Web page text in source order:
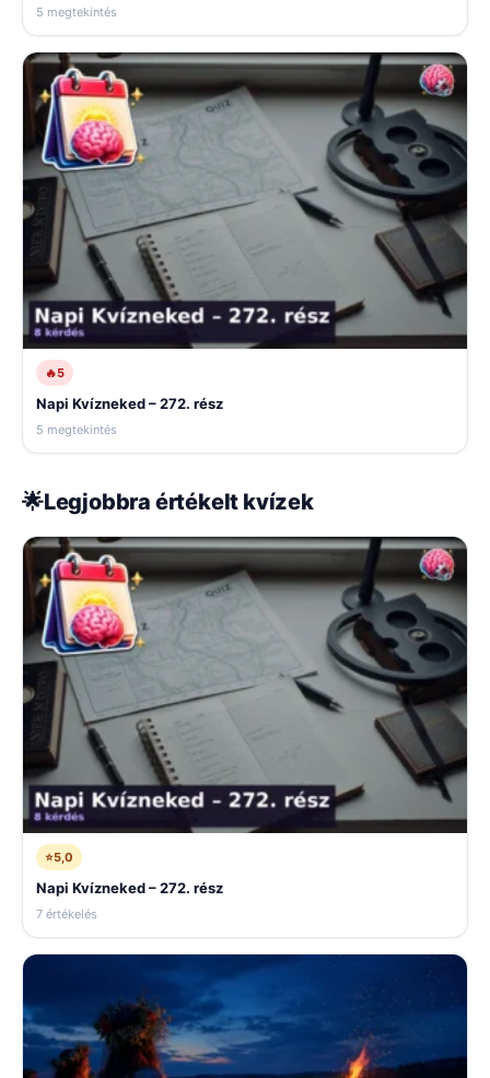
5 megtekintés
🔥5
Napi Kvízneked – 272. rész
5 megtekintés
🌟Legjobbra értékelt kvízek
⭐5,0
Napi Kvízneked – 272. rész
7 értékelés